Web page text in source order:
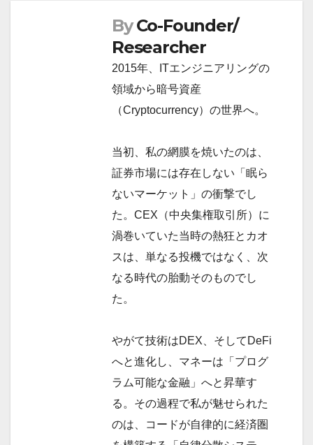
By Co-Founder/
Researcher
2015年、ITエンジニアリングの
領域から暗号資産
（Cryptocurrency）の世界へ。
当初、私の網膜を焼いたのは、
証券市場には存在しない「眠ら
ないマーケット」の衝撃でし
た。CEX（中央集権取引所）に
渦巻いていた当時の熱狂とカオ
スは、単なる投機ではなく、次
なる時代の胎動そのものでし
た。
やがて技術はDEX、そしてDeFi
へと進化し、マネーは「プログ
ラム可能な金融」へと昇華す
る。その過程で私が魅せられた
のは、コードが自律的に経済圏